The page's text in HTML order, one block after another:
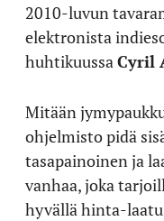
2010-luvun
elektronista
huhtikuussaCyril
Mitään
ohjelmisto pidä
tasapainoinen ja
vanhaa, joka
hyvällä hinta-